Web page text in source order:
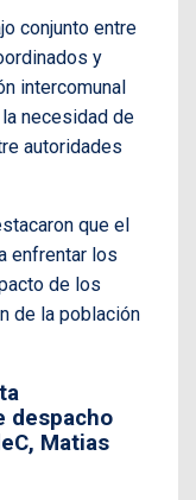
conjunto entre
y
intercomunal
necesidad de
autoridades
que el
enfrentar los
de los
de la población
despacho
Matias